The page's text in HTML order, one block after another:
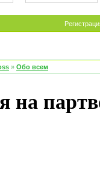
» Обо всем
на